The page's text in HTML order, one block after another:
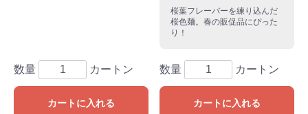
数量 カートン
カートに入れる
桜葉フレーバーを練り込んだ
桜色麺。春の販促品にぴった
り！
数量 カートン
カートに入れる